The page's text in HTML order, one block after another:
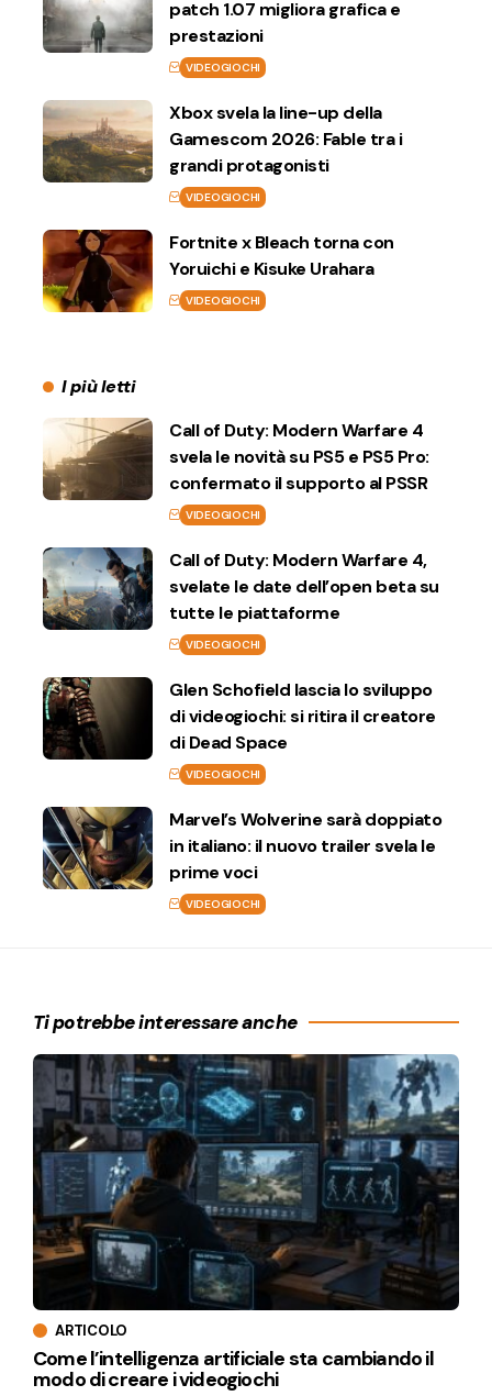
patch 1.07 migliora grafica e
prestazioni
VIDEOGIOCHI
Xbox svela la line-up della
Gamescom 2026: Fable tra i
grandi protagonisti
VIDEOGIOCHI
Fortnite x Bleach torna con
Yoruichi e Kisuke Urahara
VIDEOGIOCHI
I più letti
Call of Duty: Modern Warfare 4
svela le novità su PS5 e PS5 Pro:
confermato il supporto al PSSR
VIDEOGIOCHI
Call of Duty: Modern Warfare 4,
svelate le date dell’open beta su
tutte le piattaforme
VIDEOGIOCHI
Glen Schofield lascia lo sviluppo
di videogiochi: si ritira il creatore
di Dead Space
VIDEOGIOCHI
Marvel’s Wolverine sarà doppiato
in italiano: il nuovo trailer svela le
prime voci
VIDEOGIOCHI
Ti potrebbe interessare anche
ARTICOLO
Come l’intelligenza artificiale sta cambiando il
modo di creare i videogiochi